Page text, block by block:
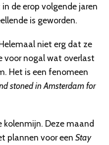
de erop volgende jaren
is geworden.
niet erg dat ze
voor nogal wat overlast
Het is een fenomeen
stoned in Amsterdam for
kolenmijn. Deze maand
plannen voor een Stay